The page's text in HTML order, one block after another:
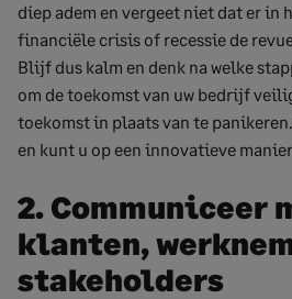
diep adem en vergeet niet dat er in
financiële crisis of recessie de
Blijf dus kalm en denk na welke
om de toekomst van uw bedrijf
toekomst in plaats van te
en kunt u op een innovatieve
2. Communiceer
klanten,
stakeholders